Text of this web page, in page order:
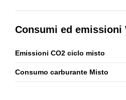
Consumi ed emissioni
Emissioni CO2 ciclo misto
Consumo carburante Misto